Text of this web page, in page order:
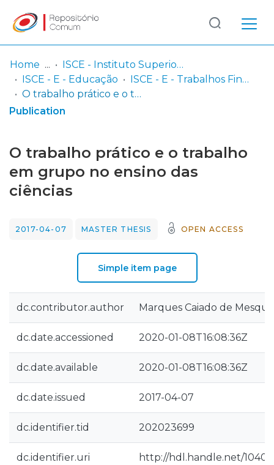
Communities
& Collections
Statistics
Log
In
(current)
Home
ISCE - Instituto Superior de Ciências Educativas
ISCE - E - Educação
ISCE - E - Trabalhos Finais de Mestrado
O trabalho prático e o trabalho em grupo no ensino das ciências
Publication
O trabalho prático e o trabalho
em grupo no ensino das
ciências
2017-04-07 MASTER THESIS OPEN ACCESS
Simple item page
dc.contributor.author Marques Caiado de
dc.date.accessioned 2020-01-08T16:08:36Z
dc.date.available 2020-01-08T16:08:36Z
dc.date.issued 2017-04-07
dc.identifier.tid 202023699
dc.identifier.uri http://hdl.handle.net/